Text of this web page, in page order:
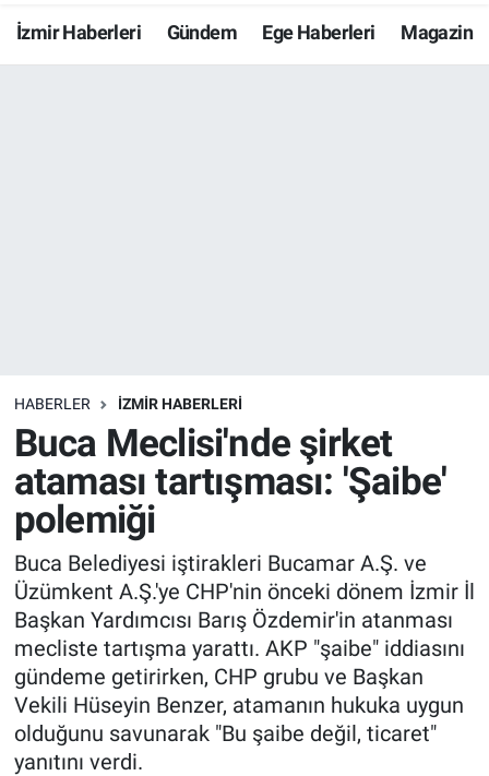
İzmir Haberleri Gündem Ege Haberleri Magazin
HABERLER İZMİR HABERLERİ
Buca Meclisi'nde şirket
ataması tartışması: 'Şaibe'
polemiği
Buca Belediyesi iştirakleri Bucamar A.Ş. ve
Üzümkent A.Ş.'ye CHP'nin önceki dönem İzmir İl
Başkan Yardımcısı Barış Özdemir'in atanması
mecliste tartışma yarattı. AKP "şaibe" iddiasını
gündeme getirirken, CHP grubu ve Başkan
Vekili Hüseyin Benzer, atamanın hukuka uygun
olduğunu savunarak "Bu şaibe değil, ticaret"
yanıtını verdi.
Resmi İlanlar